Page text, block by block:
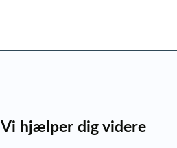
Vi hjælper dig videre